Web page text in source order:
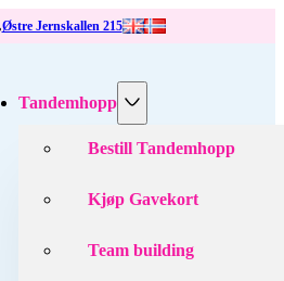
Østre Jernskallen 215
Tandemhopp
Bestill Tandemhopp
Kjøp Gavekort
Team building